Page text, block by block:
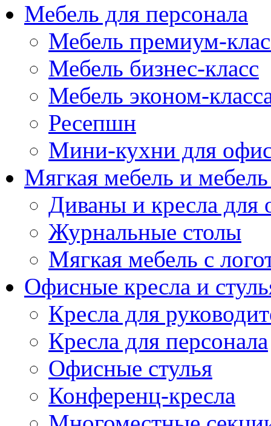
Мебель для персонала
Мебель премиум-
Мебель бизнес-класс
Мебель эконом-
Ресепшн
Мини-кухни для
Мягкая мебель и
Диваны и кресла для
Журнальные столы
Мягкая мебель с
Офисные кресла и
Кресла для
Кресла для персонала
Офисные стулья
Конференц-кресла